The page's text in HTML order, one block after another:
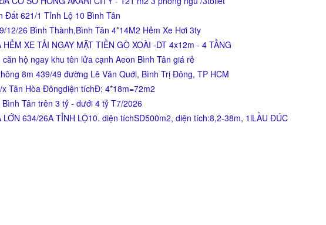
Đất 621/1 Tỉnh Lộ 10 Bình Tân
12/26 Bình Thành,Bình Tân 4*14M2 Hẻm Xe Hơi 3ty
HẺM XE TẢI NGAY MẶT TIỀN GÒ XOÀI -DT 4x12m - 4 TẦNG
hộ ngay khu tên lửa cạnh Aeon Bình Tân giá rẻ
8m 439/49 đường Lê Văn Quới, Bình Trị Đông, TP HCM
Tân Hòa Đôngdiện tíchĐ: 4*18m=72m2
Tân trên 3 tỷ - dưới 4 tỷ T7/2026
LỚN 634/26A TỈNH LỘ10. diện tíchSD500m2, diện tích:8,2-38m, 1lLẦU ĐÚC